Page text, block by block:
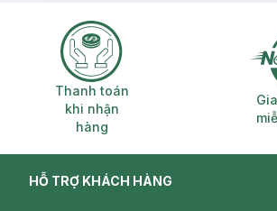
Thanh toán khi nhận hàng
Thanh toán
khi nhận
hàng
HỖ TRỢ KHÁCH HÀNG